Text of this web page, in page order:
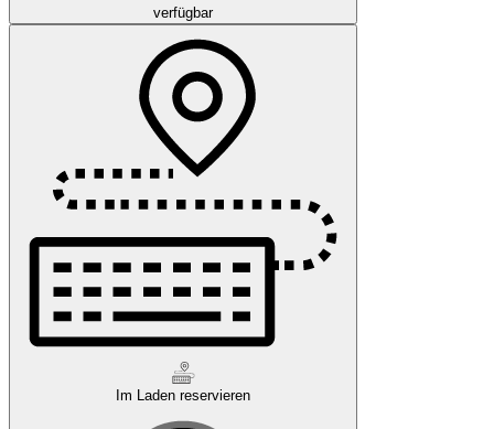
verfügbar
Im Laden reservieren